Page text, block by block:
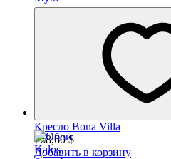
Кресло Bona Villa
768,60$
Добавить в корзину